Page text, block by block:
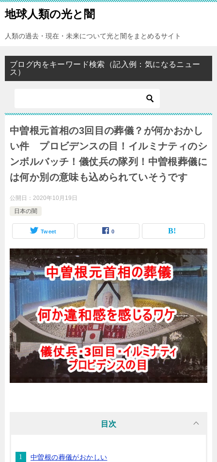
地球人類の光と闇
人類の過去・現在・未来について光と闇をまとめるサイト
ブログ内をキーワード検索（記入例：気になるニュー
ス）
中曽根元首相の3回目の葬儀？が何かおかし
い件 プロビデンスの目！イルミナティのシ
ンボルバッチ！儀仗兵の隊列！中曽根葬儀に
は何か別の意味も込められていそうです
公開日： 2020年10月19日
日本の闇
Tweet 0
目次
中曽根の葬儀がおかしい